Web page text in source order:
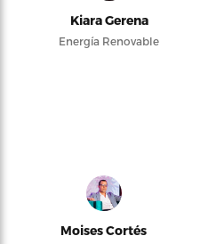
Kiara Gerena
Energía Renovable
Moises Cortés